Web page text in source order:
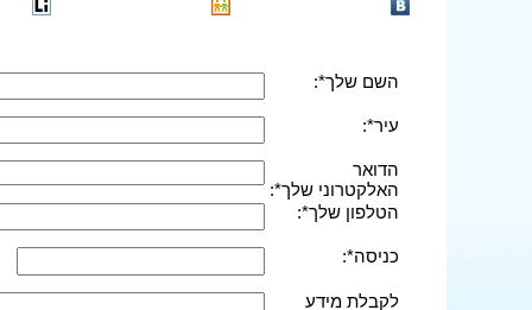
השם שלך*:
עיר*:
הדואר
האלקטרוני שלך*:
הטלפון שלך*:
כניסה*:
לקבלת מידע